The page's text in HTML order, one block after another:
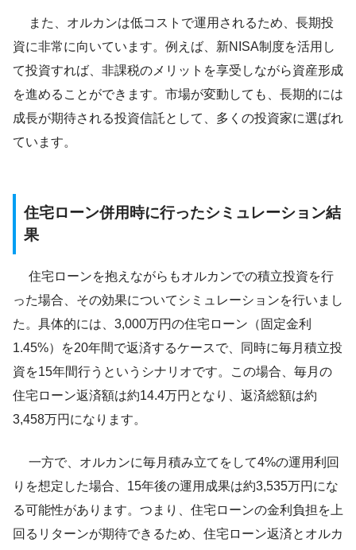
また、オルカンは低コストで運用されるため、長期投
資に非常に向いています。例えば、新NISA制度を活用し
て投資すれば、非課税のメリットを享受しながら資産形成
を進めることができます。市場が変動しても、長期的には
成長が期待される投資信託として、多くの投資家に選ばれ
ています。
住宅ローン併用時に行ったシミュレーション結
果
住宅ローンを抱えながらもオルカンでの積立投資を行
った場合、その効果についてシミュレーションを行いまし
た。具体的には、3,000万円の住宅ローン（固定金利
1.45%）を20年間で返済するケースで、同時に毎月積立投
資を15年間行うというシナリオです。この場合、毎月の
住宅ローン返済額は約14.4万円となり、返済総額は約
3,458万円になります。
一方で、オルカンに毎月積み立てをして4%の運用利回
りを想定した場合、15年後の運用成果は約3,535万円にな
る可能性があります。つまり、住宅ローンの金利負担を上
回るリターンが期待できるため、住宅ローン返済とオルカ